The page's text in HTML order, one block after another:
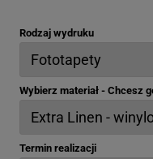
Rodzaj wydruku
Wybierz materiał - Chcesz
Termin realizacji